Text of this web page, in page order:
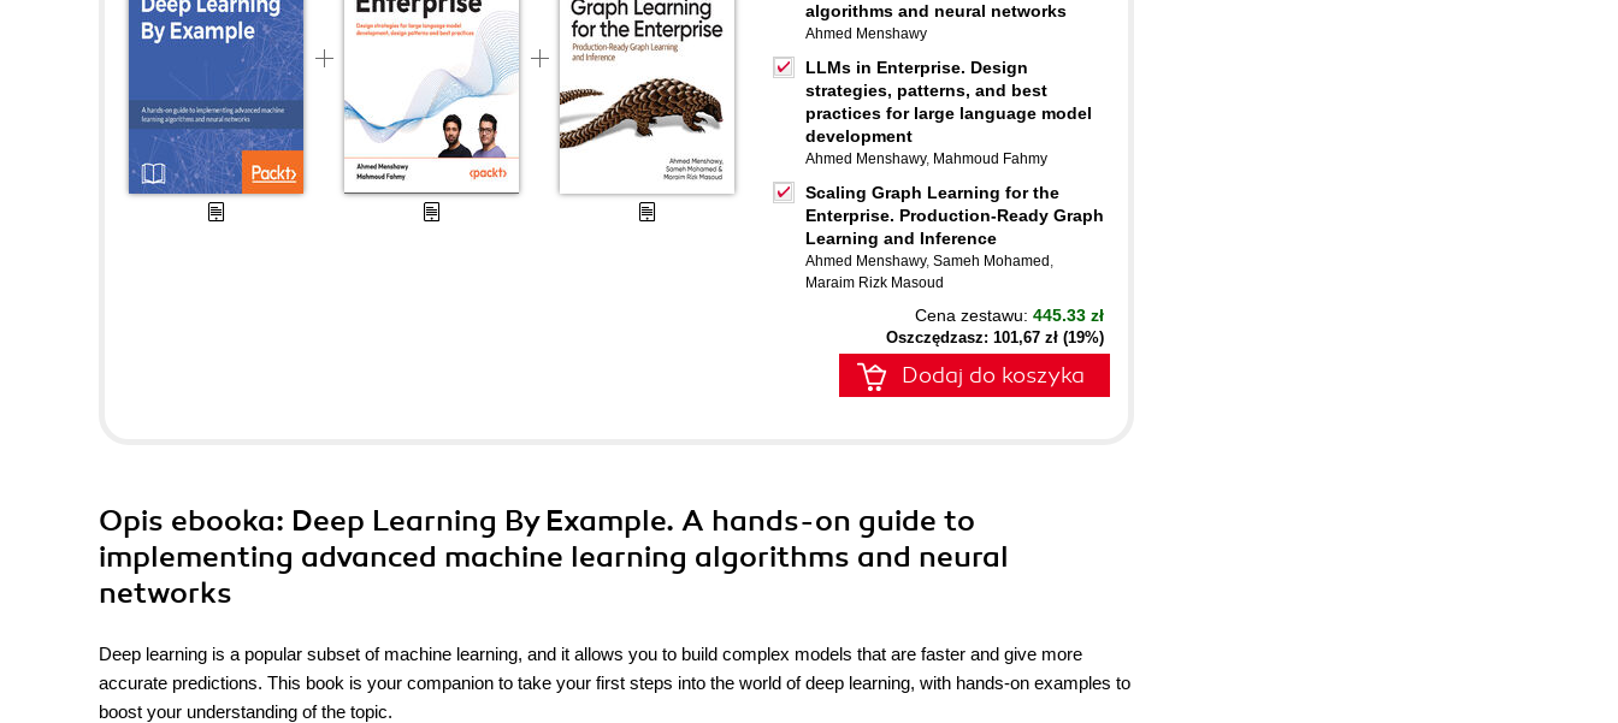
algorithms and neural networks
Ahmed Menshawy
LLMs in Enterprise. Design
strategies, patterns, and best
practices for large language model
development
Ahmed Menshawy, Mahmoud Fahmy
Scaling Graph Learning for the
Enterprise. Production-Ready Graph
Learning and Inference
Ahmed Menshawy, Sameh Mohamed ,
Maraim Rizk Masoud
Cena zestawu: 445.33 zł
Oszczędzasz: 101,67 zł (19%)
Dodaj do koszyka
Opis ebooka: Deep Learning By Example. A hands-on guide to
implementing advanced machine learning algorithms and neural
networks
Deep learning is a popular subset of machine learning, and it allows you to build complex models that are faster and give more
accurate predictions. This book is your companion to take your first steps into the world of deep learning, with hands-on examples to
boost your understanding of the topic.